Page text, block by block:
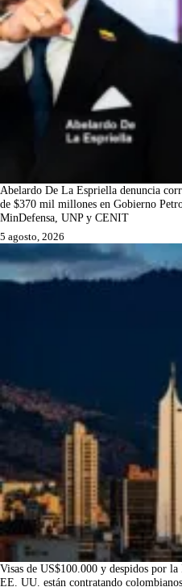
Abelardo De La Espriella denuncia
de $370 mil millones en Gobierno
MinDefensa, UNP y CENIT
5 agosto, 2026
Visas de US$100.000 y despidos por
EE. UU. están contratando